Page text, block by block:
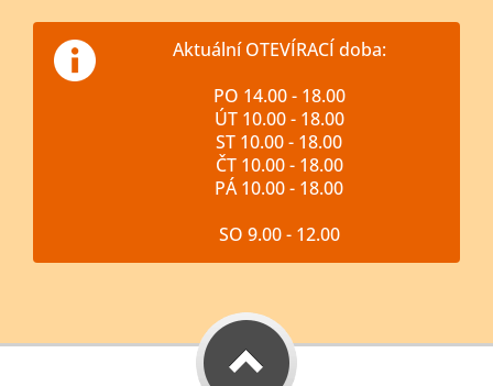
Aktuální OTEVÍRACÍ doba:
PO 14.00 - 18.00
ÚT 10.00 - 18.00
ST 10.00 - 18.00
ČT 10.00 - 18.00
PÁ 10.00 - 18.00
SO 9.00 - 12.00